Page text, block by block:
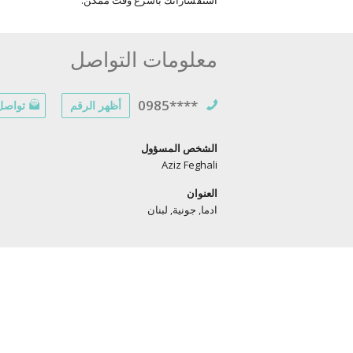
معلومات التواصل
0985**** أظهر الرقم
الشخص المسؤول
Aziz Feghali
العنوان
ادما, جونية, لبنان